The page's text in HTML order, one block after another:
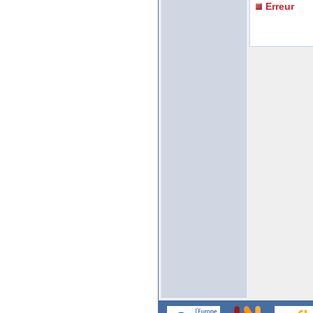
Erreur